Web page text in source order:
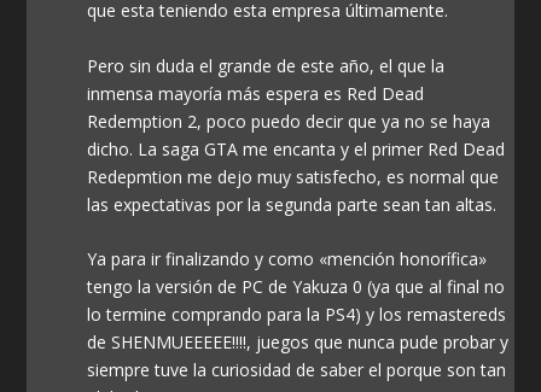
que esta teniendo esta empresa últimamente.
Pero sin duda el grande de este año, el que la
inmensa mayoría más espera es Red Dead
Redemption 2, poco puedo decir que ya no se haya
dicho. La saga GTA me encanta y el primer Red Dead
Redepmtion me dejo muy satisfecho, es normal que
las expectativas por la segunda parte sean tan altas.
Ya para ir finalizando y como «mención honorífica»
tengo la versión de PC de Yakuza 0 (ya que al final no
lo termine comprando para la PS4) y los remastereds
de SHENMUEEEEE!!!!, juegos que nunca pude probar y
siempre tuve la curiosidad de saber el porque son tan